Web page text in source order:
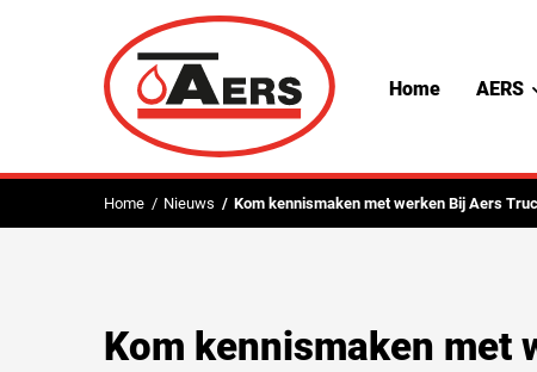
Home AERS
Home Nieuws Kom kennismaken met werken Bij Aers
Kom kennismaken met